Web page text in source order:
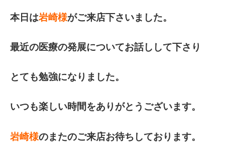
本日は岩崎様がご来店下さいました。
最近の医療の発展についてお話しして下さり
とても勉強になりました。
いつも楽しい時間をありがとうございます。
岩崎様のまたのご来店お待ちしております。